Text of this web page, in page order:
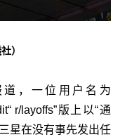
）
道，一位用户名为
r/layoffs”版上以“通
星在没有事先发出任